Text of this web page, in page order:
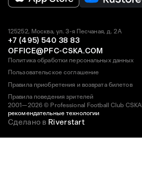
2001—2026 © Professional Football Club CSKA
рекомендательные технологии
125252, Москва, ул. 3-я Песчаная, д. 2А
+7 (495) 540 38 83
OFFICE@PFC-CSKA.COM
Политика обработки персональных данных
Пользовательское соглашение
Правила приобретения и возврата билетов
Правила поведения зрителей
Сделано в Riverstart